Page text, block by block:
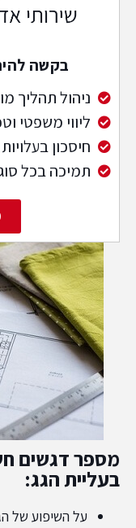
בקשה
ניהול תהליך
ליווי משפטי
חיסכון
תמיכה בכל
מספר דגשים
בעליית הגג:
על השיפוע של